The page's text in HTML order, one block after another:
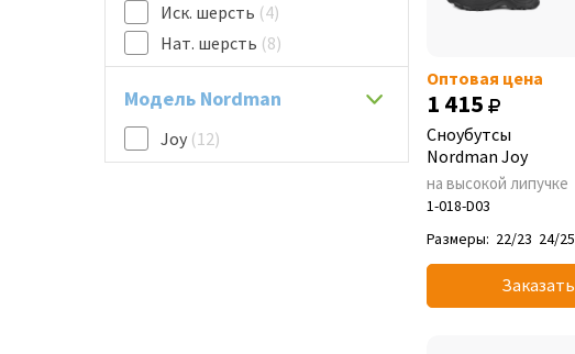
Иск. шерсть (4)
Нат. шерсть (8)
Модель Nordman
Joy (12)
Оптовая цена
1 415
Сноубутсы
Nordman Joy
на высокой липучке
1-018-D03
Размеры: 22/23 24/25
Заказать